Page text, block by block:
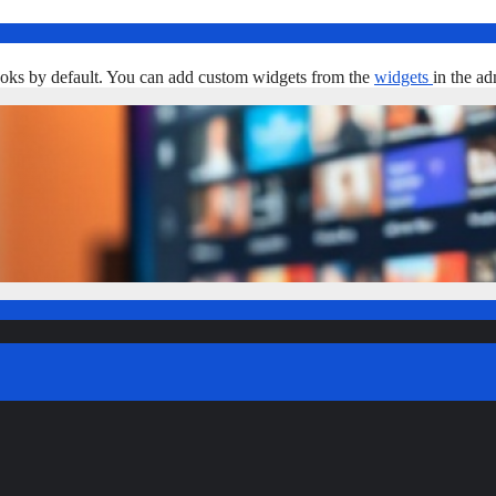
by default. You can add custom widgets from the widgets in the